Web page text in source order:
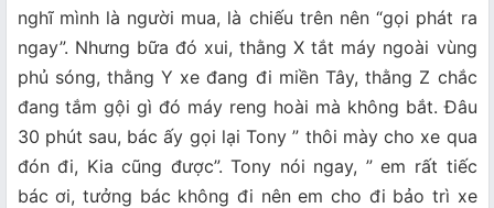
nghĩ mình là người mua, là chiếu trên nên “gọi phát ra
ngay”. Nhưng bữa đó xui, thằng X tắt máy ngoài vùng
phủ sóng, thằng Y xe đang đi miền Tây, thằng Z chắc
đang tắm gội gì đó máy reng hoài mà không bắt. Đâu
30 phút sau, bác ấy gọi lại Tony ” thôi mày cho xe qua
đón đi, Kia cũng được”. Tony nói ngay, ” em rất tiếc
bác ơi, tưởng bác không đi nên em cho đi bảo trì xe